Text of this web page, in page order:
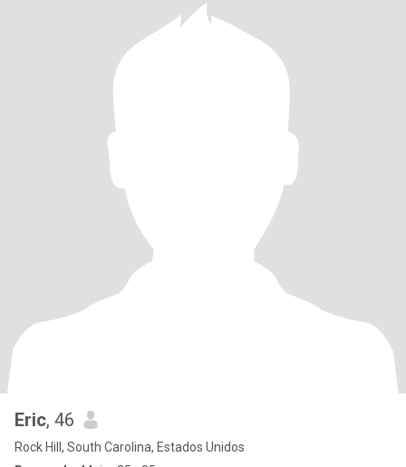
Eric, 46
Rock Hill, South Carolina, Estados Unidos